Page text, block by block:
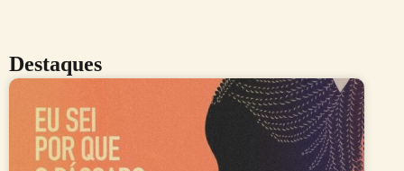
Destaques